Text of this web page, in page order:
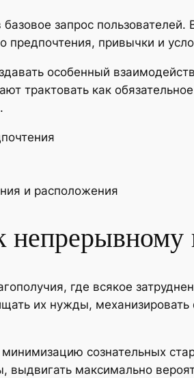
запрос
предпочтения, привычки и
особенный
трактовать как
и расположения
непрерывному
где всякое
их нужды,
сознательных
выдвигать максимально